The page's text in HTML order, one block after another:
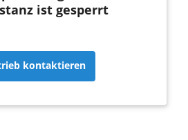
ist gesperrt
kontaktieren